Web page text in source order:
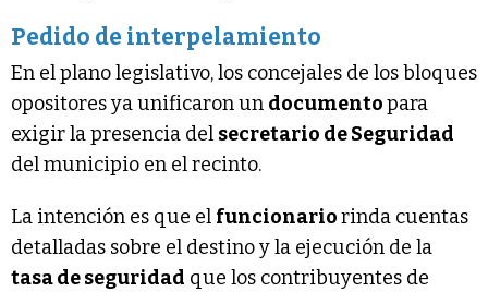
Pedido de interpelamiento
En el plano legislativo, los concejales de los bloques
opositores ya unificaron un documentopara
exigir la presencia del secretario de Seguridad
del municipio en el recinto.
La intención es que el funcionariorinda cuentas
detalladas sobre el destino y la ejecución de la
tasa de seguridad que los contribuyentes de